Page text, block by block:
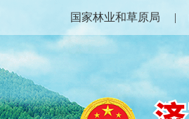
国家林业和草原局